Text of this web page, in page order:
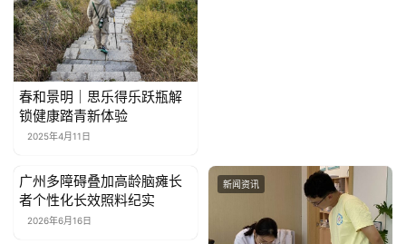
春和景明｜思乐得乐跃瓶解
锁健康踏青新体验
2025年4月11日
新闻资讯
广州多障碍叠加高龄脑瘫长
者个性化长效照料纪实
2026年6月16日
新闻资讯